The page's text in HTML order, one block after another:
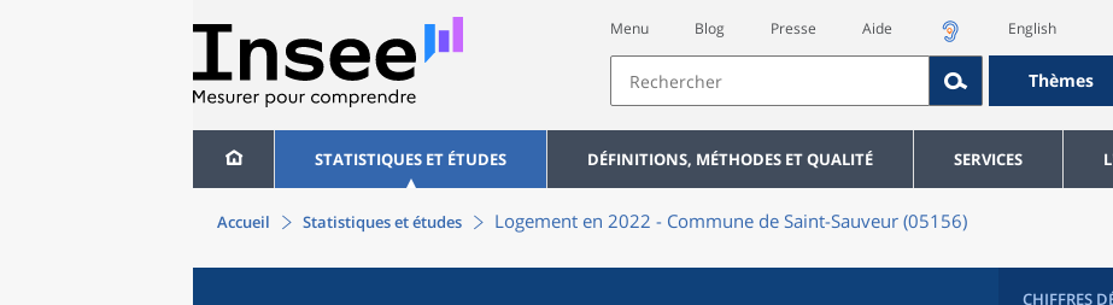
Menu Blog Presse Aide English
Thèmes
STATISTIQUES ET ÉTUDES DÉFINITIONS, MÉTHODES ET QUALITÉ SERVICES
Accueil Statistiques et études Logement en 2022 - Commune de Saint-Sauveur (05156)
CHIFFRES